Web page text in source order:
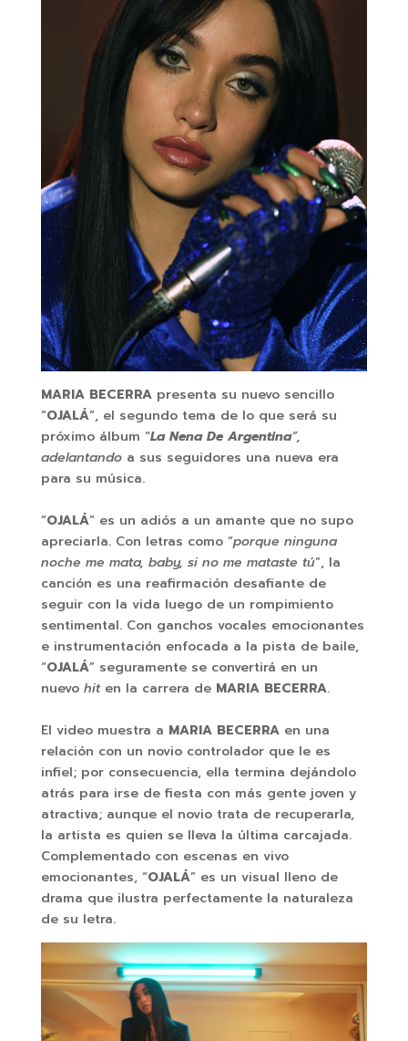
MARIA BECERRApresenta su nuevo sencillo
“OJALÁ”, el segundo tema de lo que será su
próximo álbum “La Nena De Argentina”,
adelantandoa sus seguidores una nueva era
para su música.
“OJALÁ” es un adiós a un amante que no supo
apreciarla. Con letras como “porque ninguna
noche me mata, baby, si no me mataste tú”, la
canción es una reafirmación desafiante de
seguir con la vida luego de un rompimiento
sentimental. Con ganchos vocales emocionantes
e instrumentación enfocada a la pista de baile,
“OJALÁ” seguramente se convertirá en un
nuevo hit en la carrera de MARIA BECERRA.
El video muestra a MARIA BECERRAen una
relación con un novio controlador que le es
infiel; por consecuencia, ella termina dejándolo
atrás para irse de fiesta con más gente joven y
atractiva; aunque el novio trata de recuperarla,
la artista es quien se lleva la última carcajada.
Complementado con escenas en vivo
emocionantes, “OJALÁ” es un visual lleno de
drama que ilustra perfectamente la naturaleza
de su letra.